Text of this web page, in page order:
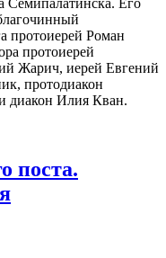
Семипалатинска. Его
протоиерей Роман
протоиерей
Жарич, иерей Евгений
протодиакон
диакон Илия Кван.
поста.